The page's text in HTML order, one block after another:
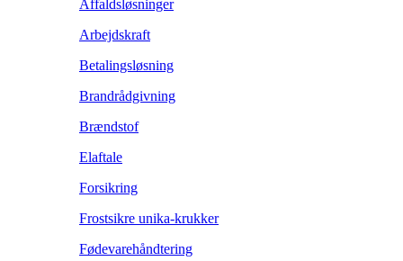
Affaldsløsninger
Arbejdskraft
Betalingsløsning
Brandrådgivning
Brændstof
Elaftale
Forsikring
Frostsikre unika-krukker
Fødevarehåndtering